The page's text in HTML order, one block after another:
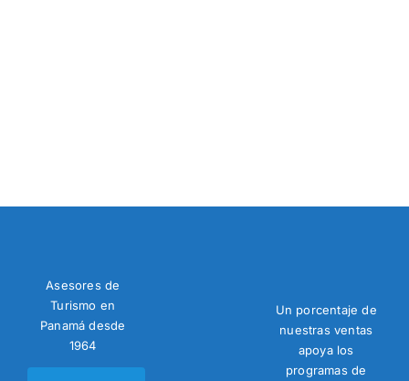
Asesores de
Turismo en
Panamá desde
1964
Un porcentaje de
nuestras ventas
apoya los
programas de